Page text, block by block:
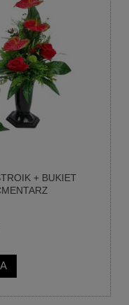
+ BUKIET